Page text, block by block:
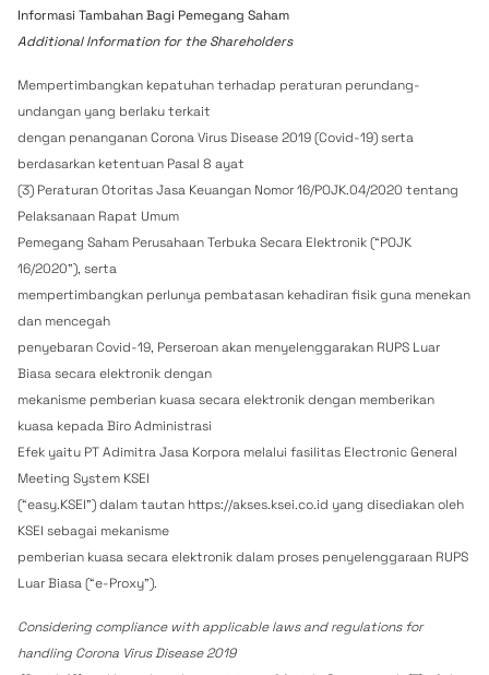
Informasi Tambahan Bagi Pemegang Saham
Additional Information for the Shareholders
Mempertimbangkan kepatuhan terhadap peraturan perundang-
undangan yang berlaku terkait
dengan penanganan Corona Virus Disease 2019 (Covid-19) serta
berdasarkan ketentuan Pasal 8 ayat
(3) Peraturan Otoritas Jasa Keuangan Nomor 16/POJK.04/2020 tentang
Pelaksanaan Rapat Umum
Pemegang Saham Perusahaan Terbuka Secara Elektronik (“POJK
16/2020”), serta
mempertimbangkan perlunya pembatasan kehadiran fisik guna menekan
dan mencegah
penyebaran Covid-19, Perseroan akan menyelenggarakan RUPS Luar
Biasa secara elektronik dengan
mekanisme pemberian kuasa secara elektronik dengan memberikan
kuasa kepada Biro Administrasi
Efek yaitu PT Adimitra Jasa Korpora melalui fasilitas Electronic General
Meeting System KSEI
(“easy.KSEI”) dalam tautan https://akses.ksei.co.id yang disediakan oleh
KSEI sebagai mekanisme
pemberian kuasa secara elektronik dalam proses penyelenggaraan RUPS
Luar Biasa (“e-Proxy”).
Considering compliance with applicable laws and regulations for
handling Corona Virus Disease 2019